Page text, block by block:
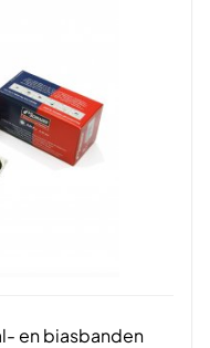
en biasbanden